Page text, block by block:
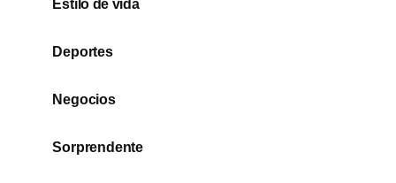
Estilo de vida
Deportes
Negocios
Sorprendente